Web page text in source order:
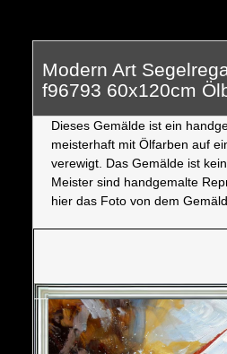
Modern Art
f96793 60x120cm
Dieses Gemälde ist ein
meisterhaft mit Ölfarben auf
verewigt. Das Gemälde ist
Meister sind handgemalte
hier das Foto von dem